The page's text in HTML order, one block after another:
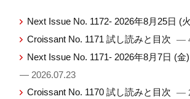
Next Issue No. 1172- 2026年8月25日 (
Croissant No. 1171 試し読みと目次 —
Next Issue No. 1171- 2026年8月7日 (金
— 2026.07.23
Croissant No. 1170 試し読みと目次 —